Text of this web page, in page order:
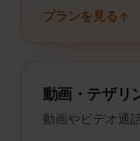
プランを見る
動画・テザリ
動画やビデオ通